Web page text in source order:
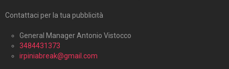
Contattaci per la tua pubblicità
General Manager Antonio Vistocco
3484431373
irpiniabreak@gmail.com